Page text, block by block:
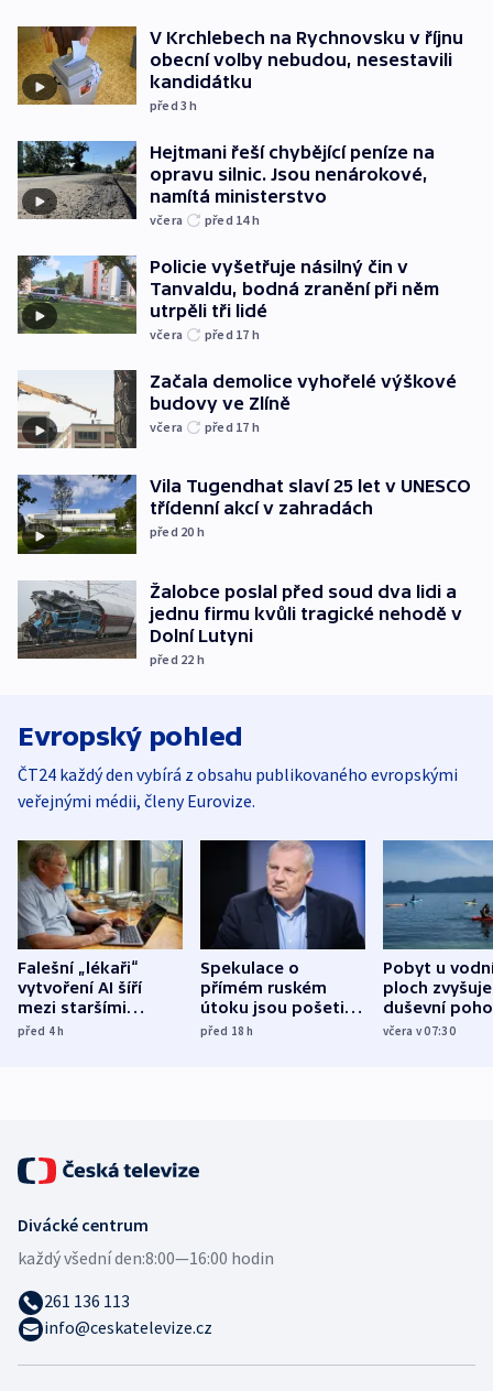
V Krchlebech na Rychnovsku v říjnu
obecní volby nebudou, nesestavili
kandidátku
před 3h
Hejtmani řeší chybějící peníze na
opravu silnic. Jsou nenárokové,
namítá ministerstvo
včera před 14h
Policie vyšetřuje násilný čin v
Tanvaldu, bodná zranění při něm
utrpěli tři lidé
včera před 17 h
Začala demolice vyhořelé výškové
budovy ve Zlíně
včera před 17 h
Vila Tugendhat slaví 25 let v UNESCO
třídenní akcí v zahradách
před 20 h
Žalobce poslal před soud dva lidi a
jednu firmu kvůli tragické nehodě v
Dolní Lutyni
před 22 h
Evropský pohled
ČT24 každý den vybírá z obsahu publikovaného evropskými
veřejnými médii, členy Eurovize.
Falešní „lékaři“
vytvoření AI šíří
mezi staršími
Poláky nebezpečné
před 4h
Spekulace o
přímém ruském
útoku jsou pošetilé,
míní estonský
před 18h
Pobyt u
ploch zvyšuje
duševní
ukázala
včera v 07:30
Divácké centrum
každý všední den:8:00—16:00 hodin
261 136 113
info@ceskatelevize.cz